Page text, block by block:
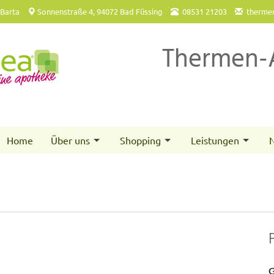
Sonnenstraße 4, 94072 Bad Füssing 08531 21203
Home Über uns Shopping Leistungen